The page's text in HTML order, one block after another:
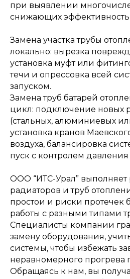
при выявлении
снижающих эффективность
Замена участка трубы
локально: вырезка
установка муфт или
течи и опрессовка всей
запуском.
Замена труб батарей
цикл: подключение новых
(стальных, алюминиевых
установка кранов
воздуха, балансировка
пуск с контролем
ООО “ИТС-Урал” выполняет
радиаторов и труб
простои и риски протечек
работы с разными типами
Специалисты компании
замену оборудования,
системы, чтобы избежать
неравномерного
Обращаясь к нам, вы
Техническое
обслуживание и